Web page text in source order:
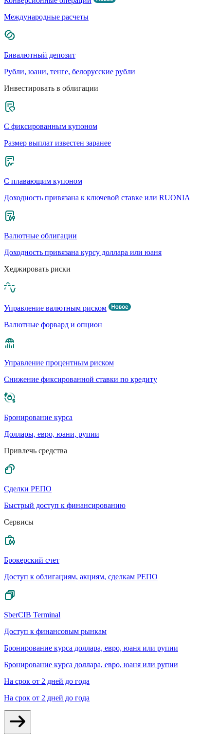
Международные расчеты
Бивалютный депозит
Рубли, юани, тенге, белорусские рубли
Инвестировать в облигации
С фиксированным купоном
Размер выплат известен заранее
С плавающим купоном
Доходность привязана к ключевой ставке или RUONIA
Валютные облигации
Доходность привязана курсу доллара или юаня
Хеджировать риски
Управление валютным риском
Валютные форвард и опцион
Управление процентным риском
Cнижение фиксированной ставки по кредиту
Бронирование курса
Доллары, евро, юани, рупии
Привлечь средства
Сделки РЕПО
Быстрый доступ к финансированию
Сервисы
Брокерский счет
Доступ к облигациям, акциям, сделкам РЕПО
SberCIB Terminal
Доступ к финансовым рынкам
Бронирование курса доллара, евро, юаня или рупии
Бронирование курса доллара, евро, юаня или рупии
На срок от 2 дней до года
На срок от 2 дней до года